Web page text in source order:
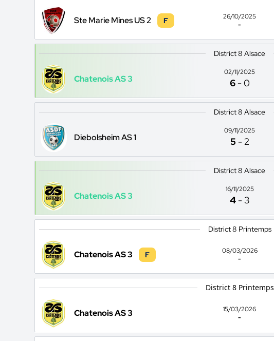
Ste Marie Mines US 2 F
26/10/2025
-
District 8 Alsace
Chatenois AS 3
02/11/2025
6 -0
District 8 Alsace
Diebolsheim AS 1
09/11/2025
5 -2
District 8 Alsace
Chatenois AS 3
16/11/2025
4 - 3
District 8 Printemps
Chatenois AS 3 F
08/03/2026
-
District 8 Printemps
Chatenois AS 3
15/03/2026
-